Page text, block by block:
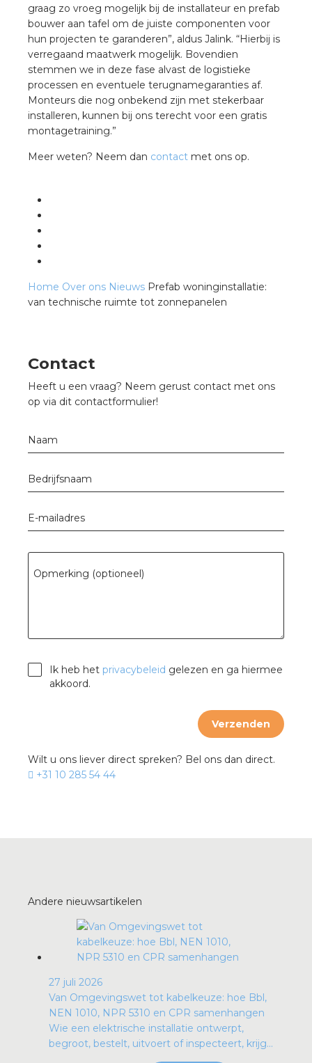
graag zo vroeg mogelijk bij de installateur en prefab
bouwer aan tafel om de juiste componenten voor
hun projecten te garanderen”, aldus Jalink. “Hierbij is
verregaand maatwerk mogelijk. Bovendien
stemmen we in deze fase alvast de logistieke
processen en eventuele terugnamegaranties af.
Monteurs die nog onbekend zijn met stekerbaar
installeren, kunnen bij ons terecht voor een gratis
montagetraining.”
Meer weten? Neem dan contact met ons op.
Home Over ons Nieuws Prefab woninginstallatie:
van technische ruimte tot zonnepanelen
Contact
Heeft u een vraag? Neem gerust contact met ons
op via dit contactformulier!
Naam
Bedrijfsnaam
E-mailadres
Opmerking (optioneel)
Ik heb het privacybeleid gelezen en ga hiermee
akkoord.
Verzenden
Wilt u ons liever direct spreken? Bel ons dan direct.
+31 10 285 54 44
Andere nieuwsartikelen
27 juli 2026
Van Omgevingswet tot kabelkeuze: hoe Bbl,
NEN 1010, NPR 5310 en CPR samenhangen
Wie een elektrische installatie ontwerpt,
begroot, bestelt, uitvoert of inspecteert, krijg...